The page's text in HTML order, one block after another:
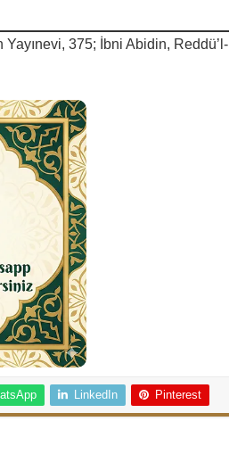
375; İbni Abidin, Reddü’l-
LinkedIn Pinterest